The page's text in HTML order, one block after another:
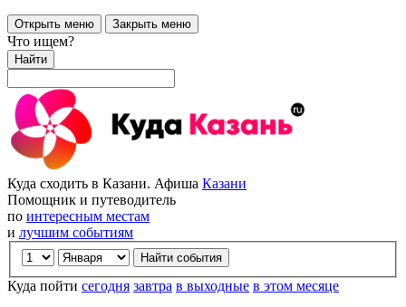
Открыть меню Закрыть меню
Что ищем?
Найти
Куда сходить в Казани. Афиша Казани
Помощник и путеводитель
по интересным местам
и лучшим событиям
Куда пойти сегодня завтра в выходные в этом месяце